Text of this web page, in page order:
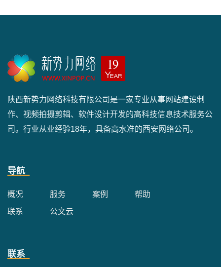
陕西新势力网络科技有限公司是一家专业从事网站建设制
作、视频拍摄剪辑、软件设计开发的高科技信息技术服务公
司。行业从业经验18年，具备高水准的西安网络公司。
导航
概况 服务 案例 帮助
联系 公文云
联系